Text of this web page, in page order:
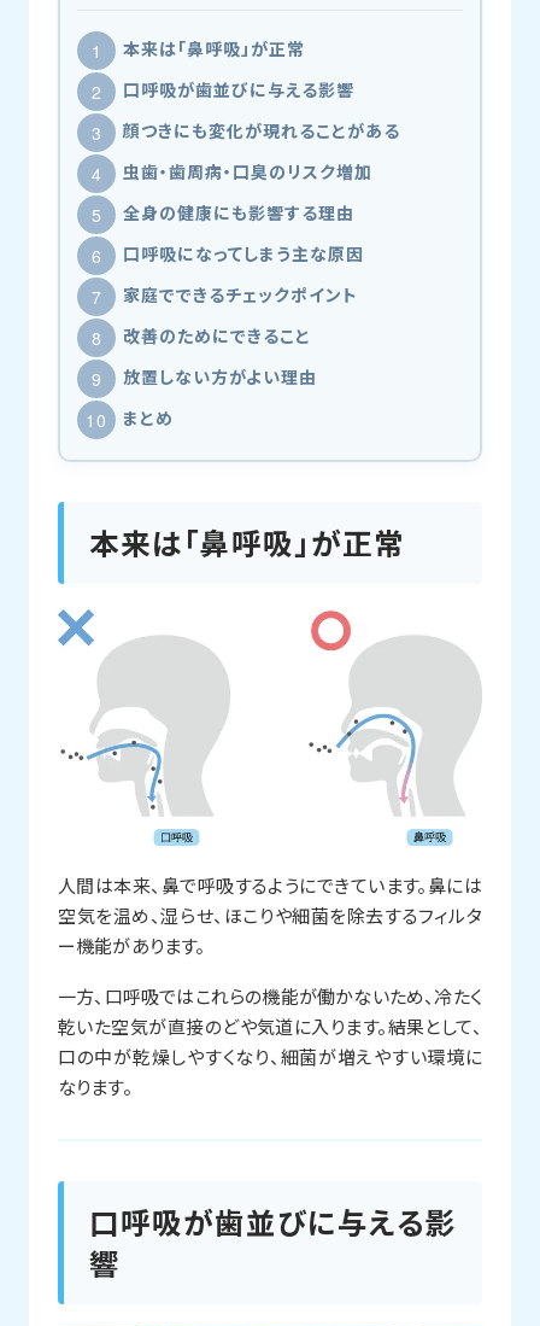
本来は「鼻呼吸」が正常
口呼吸が歯並びに与える影響
顔つきにも変化が現れることがある
虫歯・歯周病・口臭のリスク増加
全身の健康にも影響する理由
口呼吸になってしまう主な原因
家庭でできるチェックポイント
改善のためにできること
放置しない方がよい理由
まとめ
本来は「鼻呼吸」が正常
人間は本来、鼻で呼吸するようにできています。鼻には
空気を温め、湿らせ、ほこりや細菌を除去するフィルタ
ー機能があります。
一方、口呼吸ではこれらの機能が働かないため、冷たく
乾いた空気が直接のどや気道に入ります。結果として、
口の中が乾燥しやすくなり、細菌が増えやすい環境に
なります。
口呼吸が歯並びに与える影
響